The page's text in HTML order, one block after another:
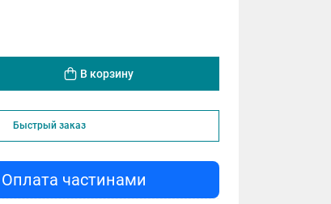
В корзину
Быстрый заказ
Оплата частинами